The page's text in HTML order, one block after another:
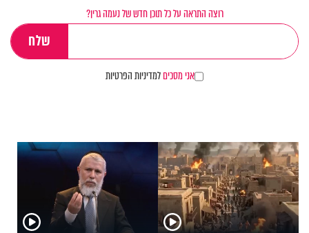
רוצה התראה על כל תוכן חדש של נעמה גרין?
אני מסכיםלמדיניות הפרטיות